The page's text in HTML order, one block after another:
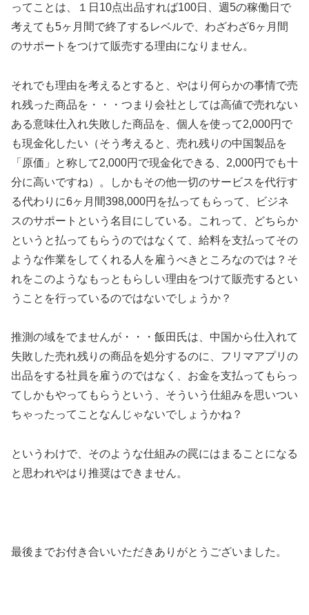
ってことは、１日10点出品すれば100日、週5の稼働日で
考えても5ヶ月間で終了するレベルで、わざわざ6ヶ月間
のサポートをつけて販売する理由になりません。
それでも理由を考えるとすると、やはり何らかの事情で売
れ残った商品を・・・つまり会社としては高値で売れない
ある意味仕入れ失敗した商品を、個人を使って2,000円で
も現金化したい（そう考えると、売れ残りの中国製品を
「原価」と称して2,000円で現金化できる、2,000円でも十
分に高いですね）。しかもその他一切のサービスを代行す
る代わりに6ヶ月間398,000円を払ってもらって、ビジネ
スのサポートという名目にしている。これって、どちらか
というと払ってもらうのではなくて、給料を支払ってその
ような作業をしてくれる人を雇うべきところなのでは？そ
れをこのようなもっともらしい理由をつけて販売するとい
うことを行っているのではないでしょうか？
推測の域をでませんが・・・飯田氏は、中国から仕入れて
失敗した売れ残りの商品を処分するのに、フリマアプリの
出品をする社員を雇うのではなく、お金を支払ってもらっ
てしかもやってもらうという、そういう仕組みを思いつい
ちゃったってことなんじゃないでしょうかね？
というわけで、そのような仕組みの罠にはまることになる
と思われやはり推奨はできません。
最後までお付き合いいただきありがとうございました。